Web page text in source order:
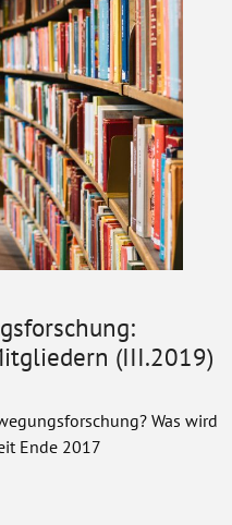
(III.2019)
Was wird
Ende 2017